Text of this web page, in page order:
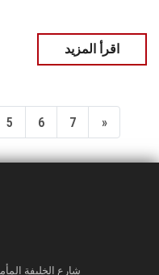
اقرأ المزيد
5 6 7 »
شارع الخليفة